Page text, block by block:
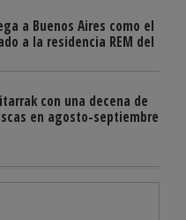
a Buenos Aires como el
a la residencia REM del
con una decena de
en agosto-septiembre